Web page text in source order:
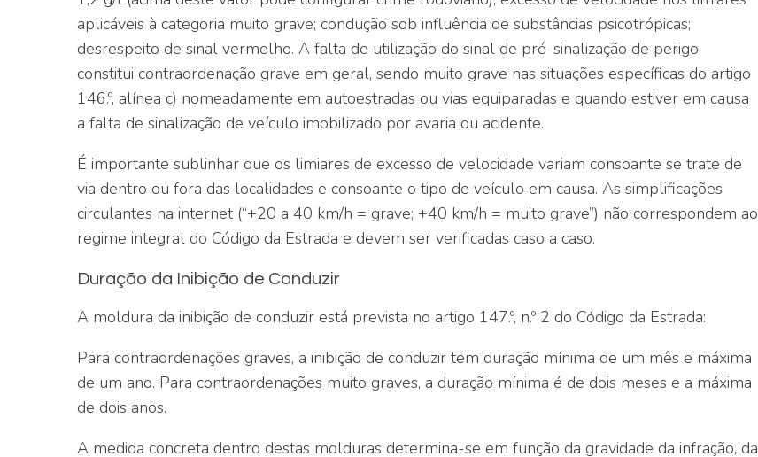
aplicáveis à categoria muito grave; condução sob influência de substâncias psicotrópicas;
desrespeito de sinal vermelho. A falta de utilização do sinal de pré-sinalização de perigo
constitui contraordenação grave em geral, sendo muito grave nas situações específicas do artigo
146.º, alínea c) nomeadamente em autoestradas ou vias equiparadas e quando estiver em causa
a falta de sinalização de veículo imobilizado por avaria ou acidente.
É importante sublinhar que os limiares de excesso de velocidade variam consoante se trate de
via dentro ou fora das localidades e consoante o tipo de veículo em causa. As simplificações
circulantes na internet (“+20 a 40 km/h = grave; +40 km/h = muito grave”) não correspondem ao
regime integral do Código da Estrada e devem ser verificadas caso a caso.
Duração da Inibição de Conduzir
A moldura da inibição de conduzir está prevista no artigo 147.º, n.º 2 do Código da Estrada:
Para contraordenações graves, a inibição de conduzir tem duração mínima de um mês e máxima
de um ano. Para contraordenações muito graves, a duração mínima é de dois meses e a máxima
de dois anos.
A medida concreta dentro destas molduras determina-se em função da gravidade da infração, da